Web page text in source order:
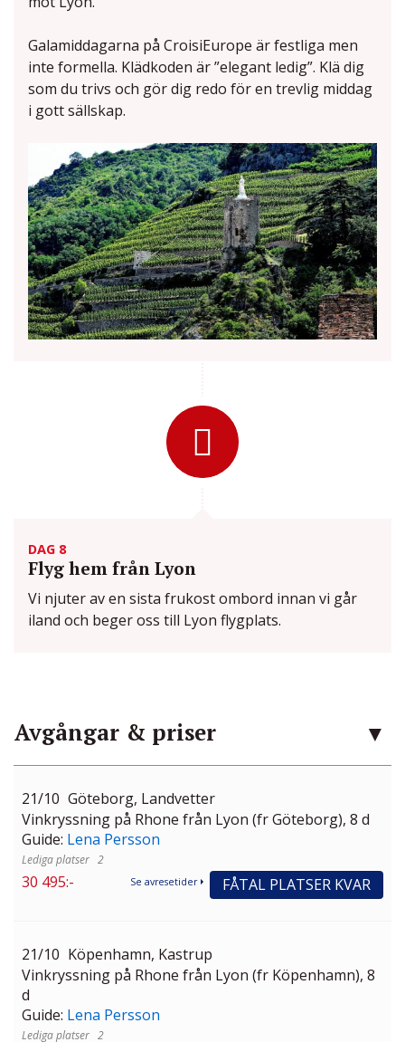
Galamiddagarna på CroisiEurope är festliga men
inte formella. Klädkoden är ”elegant ledig”. Klä dig
som du trivs och gör dig redo för en trevlig middag
i gott sällskap.
DAG 8
Flyg hem från Lyon
Vi njuter av en sista frukost ombord innan vi går
iland och beger oss till Lyon flygplats.
Avgångar & priser
21/10 Göteborg, Landvetter
Vinkryssning på Rhone från Lyon (fr Göteborg), 8 d
Guide: Lena Persson
2
30 495:- FÅTAL PLATSER KVAR
Se avresetider
21/10 Köpenhamn, Kastrup
Vinkryssning på Rhone från Lyon (fr Köpenhamn), 8
d
Guide: Lena Persson
2